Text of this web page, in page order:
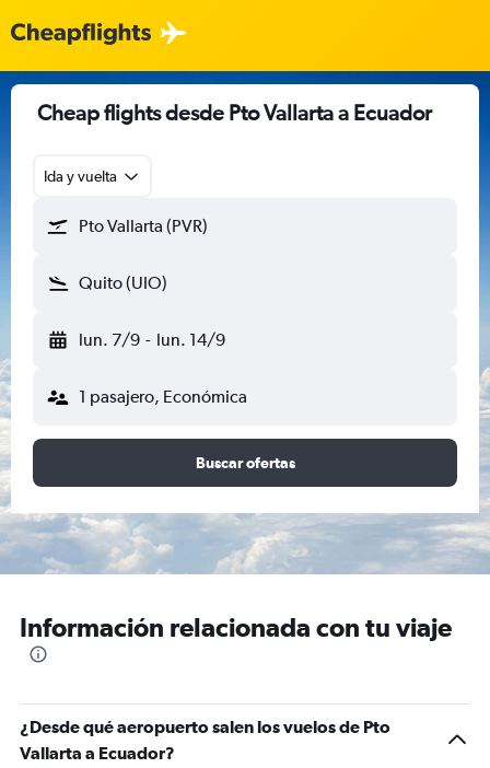
Cheap flights desde Pto Vallarta a Ecuador
Ida y vuelta
Pto Vallarta (PVR)
Quito (UIO)
lun. 7/9 - lun. 14/9
1 pasajero, Económica
Buscar ofertas
Información relacionada con tu viaje
¿Desde qué aeropuerto salen los vuelos de Pto
Vallarta a Ecuador?